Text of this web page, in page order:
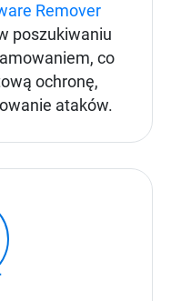
Remover
poszukiwaniu
co
ochronę,
ataków.